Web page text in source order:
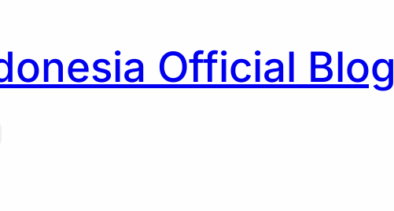
Official Blog